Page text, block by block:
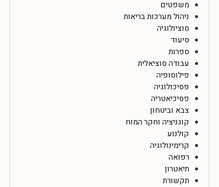
משפטים
ניהול מערכות בריאות
סוציולוגיה
סיעוד
ספרות
עבודה סוציאלית
פילוסופיה
פסיכולוגיה
פסיכיאטריה
צבא וביטחון
קוגניציה וחקר המוח
קולנוע
קרימינולוגיה
רפואה
תיאטרון
תקשורת